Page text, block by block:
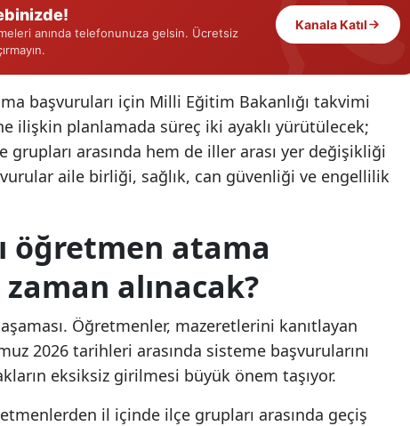
Gümüşhane
Hakkari
İzmir
Kars
Kastamonu
anında telefonunuza gelsin. Ücretsiz
Kanala Katıl
başvuruları için Milli Eğitim Bakanlığı takvimi
ilişkin planlamada süreç iki ayaklı yürütülecek;
arasında hem de iller arası yer değişikliği
aile birliği, sağlık, can güvenliği ve engellilik
öğretmen atama
alınacak?
Öğretmenler, mazeretlerini kanıtlayan
2026 tarihleri arasında sisteme başvurularını
eksiksiz girilmesi büyük önem taşıyor.
il içinde ilçe grupları arasında geçiş